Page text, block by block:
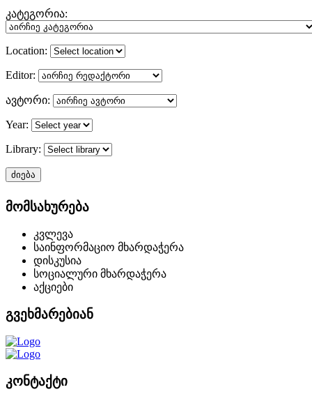
კატეგორია:
Location:
Editor:
ავტორი:
Year:
Library:
ძიება
მომსახურება
კვლევა
საინფორმაციო მხარდაჭერა
დისკუსია
სოციალური მხარდაჭერა
აქციები
გვეხმარებიან
კონტაქტი